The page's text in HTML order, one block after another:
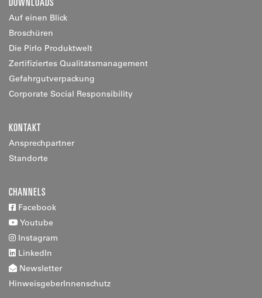
Auf einen Blick
Broschüren
Die Pirlo Produktwelt
Zertifiziertes Qualitätsmanagement
Gefahrgutverpackung
Corporate Social Responsibility
KONTAKT
Ansprechpartner
Standorte
CHANNELS
Facebook
Youtube
Instagram
LinkedIn
Newsletter
HinweisgeberInnenschutz